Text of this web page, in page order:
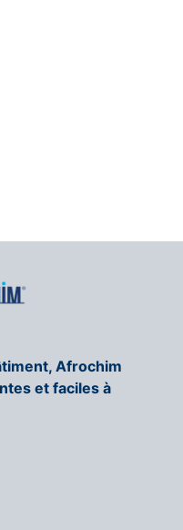
Afrochim
et faciles à